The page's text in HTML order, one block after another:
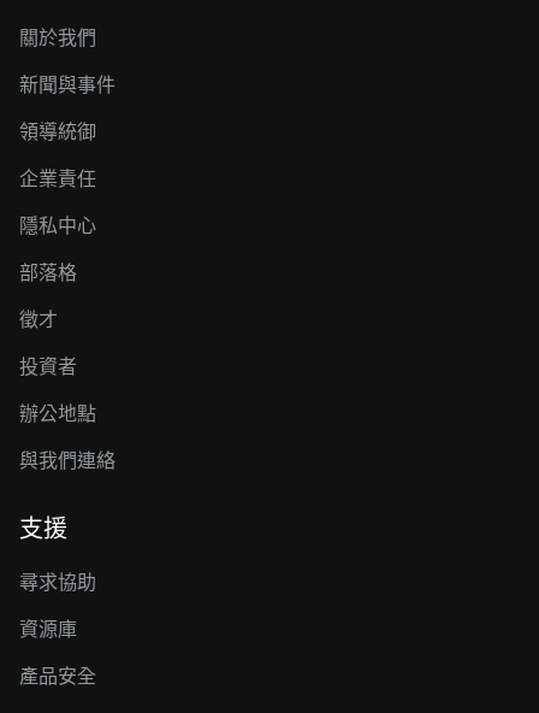
關於我們
新聞與事件
領導統御
企業責任
隱私中心
部落格
徵才
投資者
辦公地點
與我們連絡
支援
尋求協助
資源庫
產品安全